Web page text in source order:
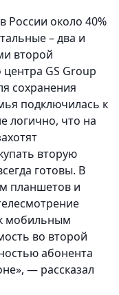
России около 40%
– два и
второй
центра GS Group
сохранения
подключилась к
логично, что на
вторую
готовы. В
планшетов и
мобильным
во второй
абонента
— рассказал